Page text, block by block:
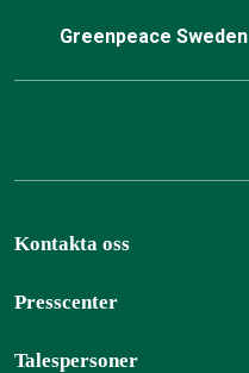
Greenpeace Sweden
Kontakta oss
Presscenter
Talespersoner